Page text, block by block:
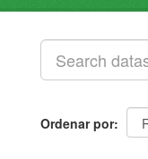
Ordenar por